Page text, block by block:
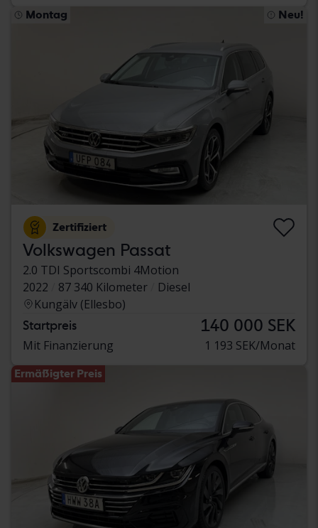
Montag Neu!
Zertifiziert
Volkswagen Passat
2.0 TDI Sportscombi 4Motion
2022
87 340 Kilometer
Diesel
Kungälv (Ellesbo)
Startpreis 140 000 SEK
Mit Finanzierung 1 193 SEK/Monat
Ermäßigter Preis